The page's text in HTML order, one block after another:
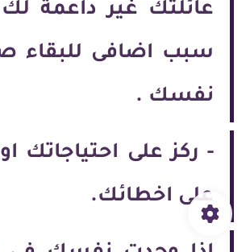
عائلتك غير داعمة
سبب اضافى للبقاء
نفسك .
- ركز على احتياجاتك
على اخطائك.